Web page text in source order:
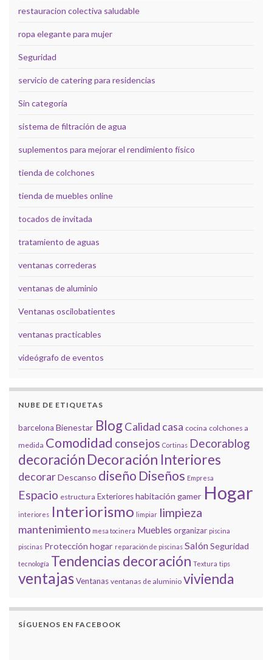
restauracion colectiva saludable
ropa elegante para mujer
Seguridad
servicio de catering para residencias
Sin categoría
sistema de filtración de agua
suplementos para mejorar el rendimiento físico
tienda de colchones
tienda de muebles online
tocados de invitada
tratamiento de aguas
ventanas correderas
ventanas de aluminio
Ventanas oscilobatientes
ventanas practicables
videógrafo de eventos
NUBE DE ETIQUETAS
barcelona Bienestar BlogCalidad casa cocina colchones a
medida Comodidad consejos Cortinas Decorablog
decoración Decoración Interiores
decorarDescanso diseño Diseños Empresa
Espacio estructura Exterioreshabitación gamer Hogar
interiores Interiorismo limpiar limpieza
mantenimiento mesa tocinera Muebles organizar piscina
piscinas Protección hogar reparación de piscinas SalónSeguridad
tecnología Tendencias decoración Textura tips
ventajasVentanas ventanas de aluminio vivienda
SÍGUENOS EN FACEBOOK